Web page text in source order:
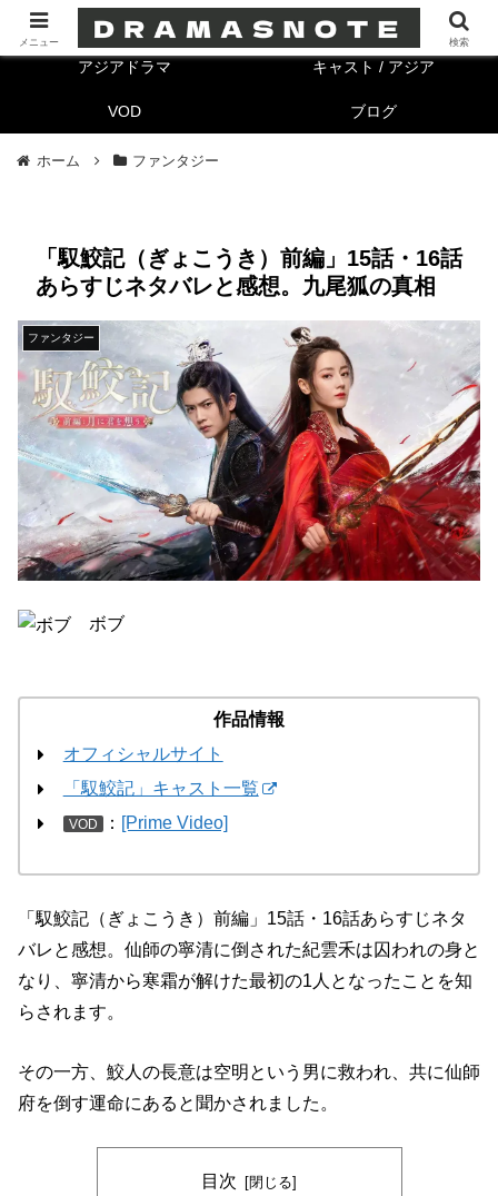
海外ドラマ キャスト/海外
アジアドラマ キャスト / アジア
VOD ブログ
ホーム ファンタジー
「馭鮫記（ぎょこうき）前編」15話・16話
あらすじネタバレと感想。九尾狐の真相
ファンタジー
ボブ
作品情報
オフィシャルサイト
「馭鮫記」キャスト一覧
VOD ： [Prime Video]
「馭鮫記（ぎょこうき）前編」15話・16話あらすじネタ
バレと感想。仙師の寧清に倒された紀雲禾は囚われの身と
なり、寧清から寒霜が解けた最初の1人となったことを知
らされます。
その一方、鮫人の長意は空明という男に救われ、共に仙師
府を倒す運命にあると聞かされました。
目次
メニュー 検索